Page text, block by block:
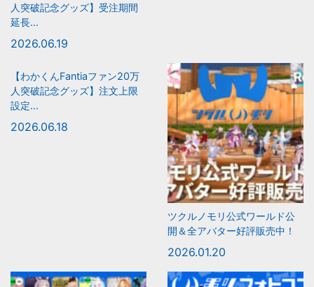
人突破記念グッズ】受注期間
延長...
2026.06.19
【わかくんFantiaファン20万
人突破記念グッズ】注文上限
設定...
2026.06.18
ツクルノモリ公式ワールド公
開＆全アバター好評販売中！
2026.01.20